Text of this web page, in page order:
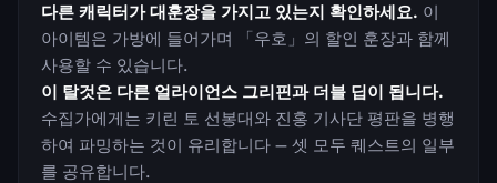
다른 캐릭터가 대훈장을 가지고 있는지 확인하세요. 이
아이템은 가방에 들어가며 「우호」의 할인 훈장과 함께
사용할 수 있습니다.
이 탈것은 다른 얼라이언스 그리핀과 더블 딥이 됩니다.
수집가에게는 키린 토 선봉대와 진홍 기사단 평판을 병행
하여 파밍하는 것이 유리합니다 — 셋 모두 퀘스트의 일부
를 공유합니다.